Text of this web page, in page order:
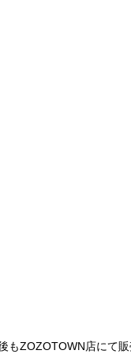
ZOZOTOWN店にて販